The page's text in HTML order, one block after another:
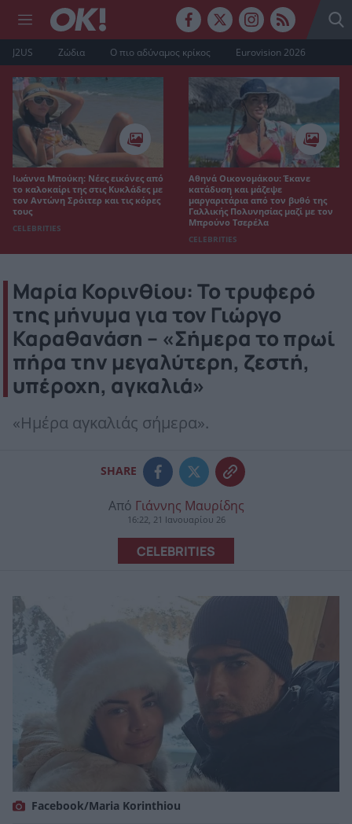
J2US Ζώδια Ο πιο αδύναμος κρίκος Eurovision 2026
Ιωάννα Μπούκη: Νέες εικόνες από
το καλοκαίρι της στις Κυκλάδες με
τον Αντώνη Σρόιτερ και τις κόρες
τους
CELEBRITIES
Αθηνά Οικονομάκου: Έκανε
κατάδυση και μάζεψε
μαργαριτάρια από τον βυθό της
Γαλλικής Πολυνησίας μαζί με τον
Μπρούνο Τσερέλα
CELEBRITIES
Μαρία Κορινθίου: Το τρυφερό
της μήνυμα για τον Γιώργο
Καραθανάση – «Σήμερα το πρωί
πήρα την μεγαλύτερη, ζεστή,
υπέροχη, αγκαλιά»
«Ημέρα αγκαλιάς σήμερα».
SHARE
Από Γιάννης Μαυρίδης
16:22, 21 Ιανουαρίου 26
CELEBRITIES
Facebook/Maria Korinthiou